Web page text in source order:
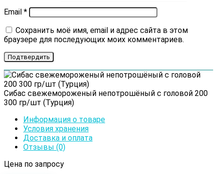
Email *
Сохранить моё имя, email и адрес сайта в этом
браузере для последующих моих комментариев.
Сибас cвежемороженый непотрошёный с головой 200
300 гр/шт (Турция)
Информация о товаре
Условия хранения
Доставка и оплата
Отзывы (0)
Цена по запросу